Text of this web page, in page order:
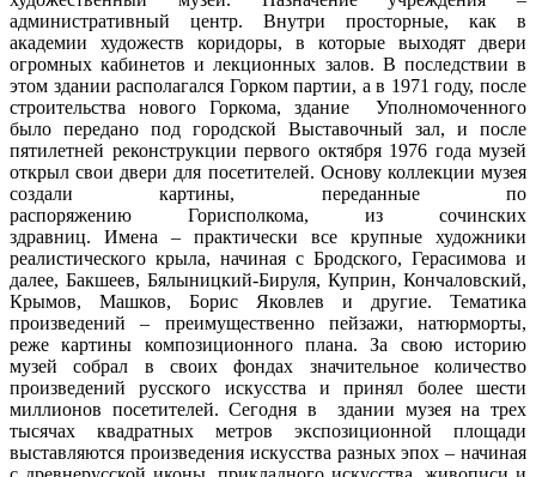
административный центр. Внутри просторные, как в
академии художеств коридоры, в которые выходят двери
огромных кабинетов и лекционных залов. В последствии в
этом здании располагался Горком партии, а в 1971 году, после
строительства нового Горкома, здание Уполномоченного
было передано под городской Выставочный зал, и после
пятилетней реконструкции первого октября 1976 года музей
открыл свои двери для посетителей. Основу коллекции музея
создали картины, переданные по
распоряжению Горисполкома, из сочинских
здравниц. Имена – практически все крупные художники
реалистического крыла, начиная с Бродского, Герасимова и
далее, Бакшеев, Бялыницкий-Бируля, Куприн, Кончаловский,
Крымов, Машков, Борис Яковлев и другие. Тематика
произведений – преимущественно пейзажи, натюрморты,
реже картины композиционного плана. За свою историю
музей собрал в своих фондах значительное количество
произведений русского искусства и принял более шести
миллионов посетителей. Сегодня в здании музея на трех
тысячах квадратных метров экспозиционной площади
выставляются произведения искусства разных эпох – начиная